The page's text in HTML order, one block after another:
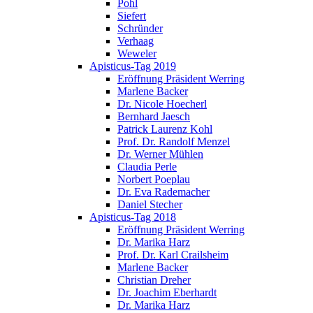
Pohl
Siefert
Schründer
Verhaag
Weweler
Apisticus-Tag 2019
Eröffnung Präsident Werring
Marlene Backer
Dr. Nicole Hoecherl
Bernhard Jaesch
Patrick Laurenz Kohl
Prof. Dr. Randolf Menzel
Dr. Werner Mühlen
Claudia Perle
Norbert Poeplau
Dr. Eva Rademacher
Daniel Stecher
Apisticus-Tag 2018
Eröffnung Präsident Werring
Dr. Marika Harz
Prof. Dr. Karl Crailsheim
Marlene Backer
Christian Dreher
Dr. Joachim Eberhardt
Dr. Marika Harz